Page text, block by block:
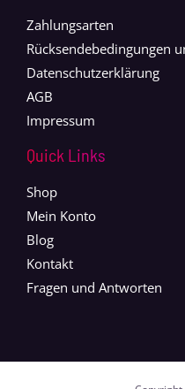
Zahlungsarten
Rücksendebedingungen
Datenschutzerklärung
AGB
Impressum
Quick Links
Shop
Mein Konto
Blog
Kontakt
Fragen und Antworten